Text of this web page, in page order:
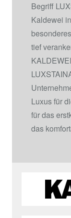
Begriff
Kaldewei
tief
Luxus für
für das
das